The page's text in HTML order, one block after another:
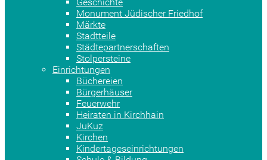
Monument Jüdischer Friedhof
Märkte
Stadtteile
Städtepartnerschaften
Stolpersteine
Einrichtungen
Büchereien
Bürgerhäuser
Feuerwehr
Heiraten in Kirchhain
JuKuz
Kirchen
Kindertageseinrichtungen